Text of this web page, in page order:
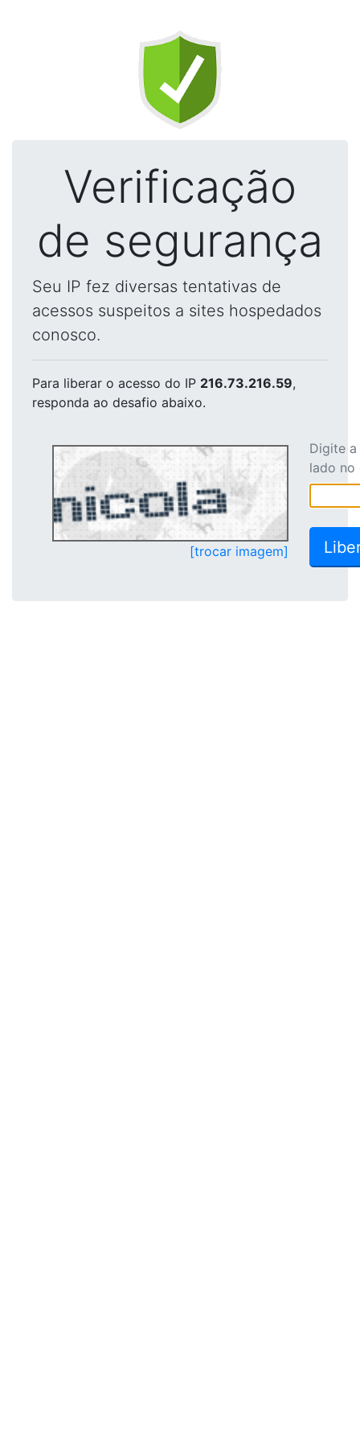
Verificação
de segurança
Seu IP fez diversas tentativas de
acessos suspeitos a sites hospedados
conosco.
Para liberar o acesso do IP 216.73.216.59,
responda ao desafio abaixo.
[trocar imagem]
Digite
lado no